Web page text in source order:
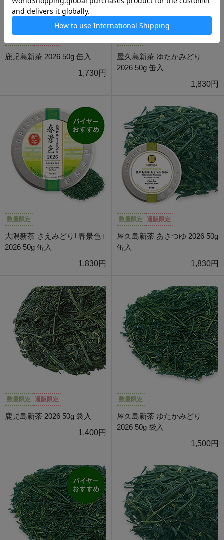
鹿児島新茶 2026 50g 缶入
1,730円
屋久島新茶 ゆたかみどり
2026 50g 缶入
1,830円
数量限定
大隅新茶 さえみどり｢春景色｣
2026 50g 缶入
1,830円
数量限定 通販限定
屋久島新茶 あさつゆ 2026 50g
缶入
1,830円
数量限定 通販限定
鹿児島新茶 2026 50g 袋入
1,400円
数量限定
屋久島新茶 ゆたかみどり
2026 50g 袋入
1,500円